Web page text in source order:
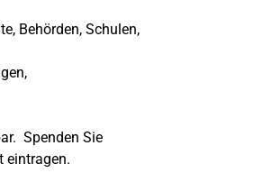
Behörden, Schulen,
Spenden Sie
eintragen.